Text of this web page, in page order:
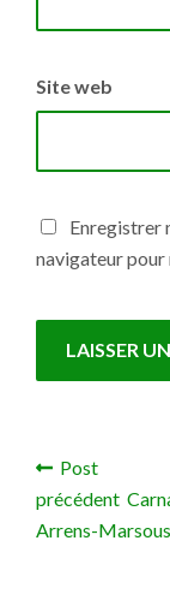
Site web
Enregistrer
navigateur
Post
précédent
Arrens-Marsous